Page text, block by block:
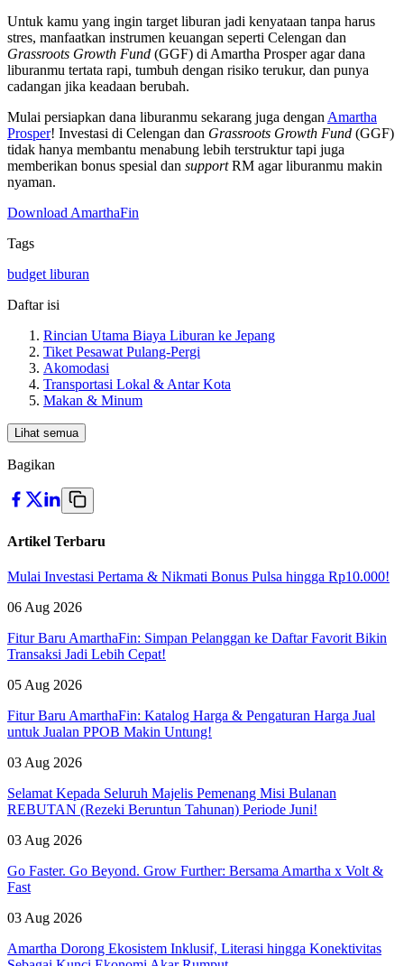
Untuk kamu yang ingin target liburan jadi kenyataan tanpa harus
stres, manfaatkan instrumen keuangan seperti Celengan dan
Grassroots Growth Fund (GGF) di Amartha Prosper agar dana
liburanmu tertata rapi, tumbuh dengan risiko terukur, dan punya
cadangan jika keadaan berubah.
Mulai persiapkan dana liburanmu sekarang juga dengan Amartha
Prosper! Investasi di Celengan dan Grassroots Growth Fund (GGF)
tidak hanya membantu menabung lebih terstruktur tapi juga
memberikan bonus spesial dan supportRM agar liburanmu makin
nyaman.
Download AmarthaFin
Tags
budget liburan
Daftar isi
Rincian Utama Biaya Liburan ke Jepang
Tiket Pesawat Pulang-Pergi
Akomodasi
Transportasi Lokal & Antar Kota
Makan & Minum
Lihat semua
Bagikan
Artikel Terbaru
Mulai Investasi Pertama & Nikmati Bonus Pulsa hingga Rp10.000!
06 Aug 2026
Fitur Baru AmarthaFin: Simpan Pelanggan ke Daftar Favorit Bikin
Transaksi Jadi Lebih Cepat!
05 Aug 2026
Fitur Baru AmarthaFin: Katalog Harga & Pengaturan Harga Jual
untuk Jualan PPOB Makin Untung!
03 Aug 2026
Selamat Kepada Seluruh Majelis Pemenang Misi Bulanan
REBUTAN (Rezeki Beruntun Tahunan) Periode Juni!
03 Aug 2026
Go Faster. Go Beyond. Grow Further: Bersama Amartha x Volt &
Fast
03 Aug 2026
Amartha Dorong Ekosistem Inklusif, Literasi hingga Konektivitas